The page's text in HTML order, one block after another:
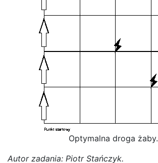
Optymalna droga żaby.
Autor zadania: Piotr Stańczyk.